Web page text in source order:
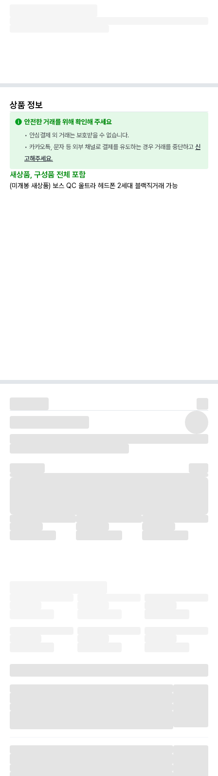
상품 정보
안전한 거래를 위해 확인해 주세요
• 안심결제 외 거래는 보호받을 수 없습니다.
• 카카오톡, 문자 등 외부 채널로 결제를 유도하는 경우 거래를 중단하고 신
고해주세요.
새상품, 구성품 전체 포함
(미개봉 새상품) 보스 QC 울트라 헤드폰 2세대 블랙직거래 가능